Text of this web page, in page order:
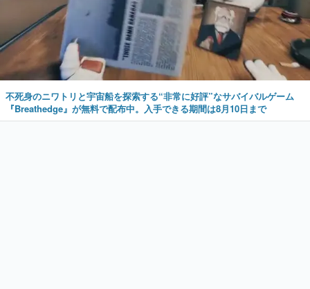
不死身のニワトリと宇宙船を探索する“非常に好評”なサバイバルゲーム
『Breathedge』が無料で配布中。入手できる期間は8月10日まで